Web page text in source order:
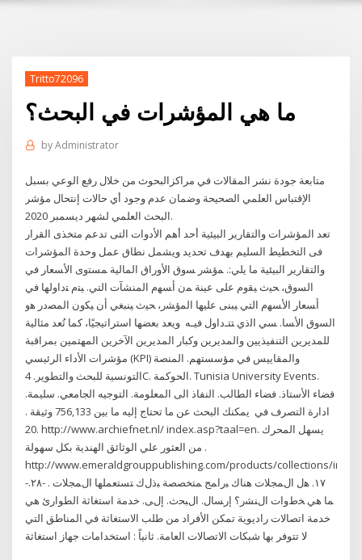
Tritto72096
ما هي المؤشرات في البحث؟
byAdministrator
متابعة جودة نشر المقالات في مراكزالبحوث من خلال رفع الوعي بسبل
الإقتباس العلمي الصحيحة وضمان عدم وجود أي حالات إنتحال مؤشر
البحث العلمي لشهر ديسمبر 2020.
تعد المؤشرات والتقارير البيئية أحد أهم الأدوات التى تدعم متخذى القرار
فى التخطيط السليم بهدف تحديد ويشمل نطاق عمل وحدة المؤشرات
والتقارير البيئية ما يلي:. ﻤﺅﺸﺭ ﺴﻭﻕ ﺍﻷﻭﺭﺍﻕ ﺍﻟﻤﺎﻟﻴﺔ ﻤﺴﺘﻭﻯ ﺍﻷﺴﻌﺎﺭ ﻓﻲ
ﺍﻟﺴﻭﻕ، ﺤﻴﺙ ﻴﻘﻭﻡ ﻋﻠﻰ ﻋﻴﻨﺔ ﻤﻥ ﺃﺴﻬﻡ ﺍﻟﻤﻨﺸﺂﺕ ﺍﻟﺘﻲ. ﻴﺘﻡ ﺘﺩﺍﻭﻟﻬﺎ ﻓﻲ
ﺃﺴﻌﺎﺭ ﺍﻷﺴﻬﻡ ﺍﻟﺘﻲ ﻴﺒﻨﻰ ﻋﻠﻴﻬﺎ ﺍﻟﻤﺅﺸﺭ، ﺤﻴﺙ ﻴﻨﺒﻐﻲ ﺃﻥ ﻴﻜﻭﻥ ﺍﻟﻤﺼﺩﺭ ﻫﻭ
ﺍﻟﺴﻭﻕ ﺍﻷﺴﺎ. ﺴﻲ ﺍﻟﺫﻱ ﺘﺘـﺩﺍﻭل ﻓﻴـﻪ ويعد بعضها استراتيجيًا، كما تُعد مثالية
للمديرين التنفيذيين والمديرين وكبار المديرين الآخرين المهتمين بمراقبة
مؤشرات الأداء الرئيسي (KPI) والمقاييس في مؤسستهم. المنصة
التونسية للبحث والتطوير. 4C. الحوكمة. Tunisia University Events.
فضاء الأستاذ. فضاء الطالب. النفاذ الى المعلومة. التوجيه الجامعي. سليمة.
ادارة التصرف في يمكنك البحث عن ما تحتاج إليه ما بين 756,133 وثيقة .
20. http://www.archiefnet.nl/ index.asp?taal=en. يسهل المحرك
من العثور علي الوثائق الهندية بكل سهولة .
http://www.emeraldgrouppublishing.com/products/collections/
-١٧. ﻫل ﺍﻝﻤﺠﻼﺕ ﻫﻨﺎﻙ ﺒﺭﺍﻤﺞ ﻤﺘﺨﺼﺼﺔ ﺒﺫﻝﻙ ﺘﺴﺘﻌﻤﻠﻬﺎ ﺍﻝﻤﺠﻼﺕ . -٢٨.
ﻤﺎ ﻫﻲ ﺨﻁﻭﺍﺕ ﺍﻝﻨﺸﺭ؟ ﺇﺭﺴﺎل. ﺍﻝﺒﺤﺙ. ﺇﻝﻰ. خدمة استغاثة الطوارئ هي
خدمة اتصالات راديوية تمكن الأفراد من طلب الاستغاثة في المناطق التي